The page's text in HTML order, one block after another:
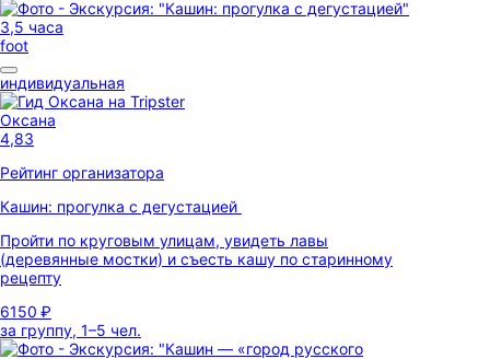
3,5 часа
foot
индивидуальная
Оксана
4,83
Рейтинг организатора
Кашин: прогулка с дегустацией
Пройти по круговым улицам, увидеть лавы
(деревянные мостки) и съесть кашу по старинному
рецепту
6150 ₽
за группу, 1–5 чел.